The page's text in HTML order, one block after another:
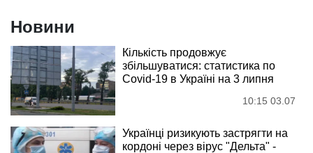
Новини
Кількість продовжує
збільшуватися: статистика по
Covid-19 в Україні на 3 липня
10:15 03.07
Українці ризикують застрягти на
кордоні через вірус "Дельта" -